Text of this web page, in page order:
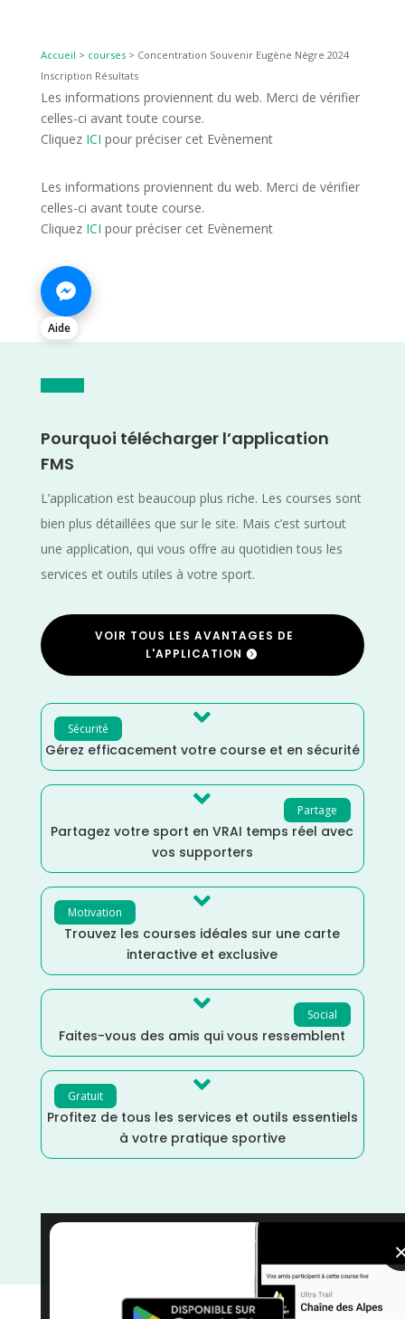
Accueil > courses> Concentration Souvenir Eugène Nègre 2024
Inscription Résultats
Les informations proviennent du web. Merci de vérifier
celles-ci avant toute course.
Cliquez ICI pour préciser cet Evènement
Les informations proviennent du web. Merci de vérifier
celles-ci avant toute course.
Cliquez ICI pour préciser cet Evènement
Aide
Pourquoi télécharger l’application
FMS
L’application est beaucoup plus riche. Les courses sont
bien plus détaillées que sur le site. Mais c’est surtout
une application, qui vous offre au quotidien tous les
services et outils utiles à votre sport.
VOIR TOUS LES AVANTAGES DE
L'APPLICATION
Sécurité 
Gérez efficacement votre course et en sécurité
Partage

Partagez votre sport en VRAI temps réel avec
vos supporters
Motivation 
Trouvez les courses idéales sur une carte
interactive et exclusive
Social

Faites-vous des amis qui vous ressemblent
Gratuit 
Profitez de tous les services et outils essentiels
à votre pratique sportive
courses